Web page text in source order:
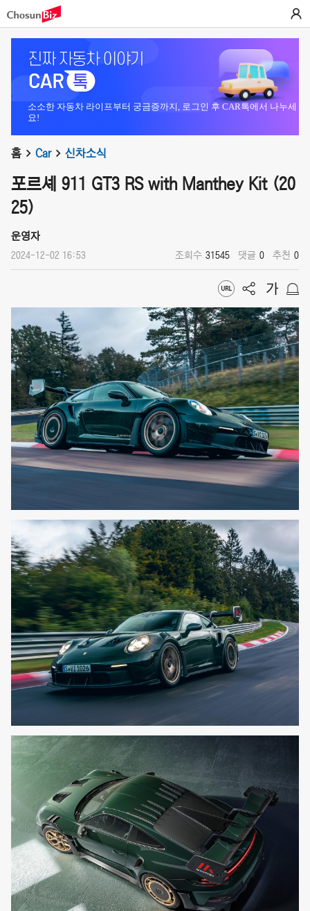
소소한 자동차 라이프부터 궁금증까지, 로그인 후 CAR톡에서 나누세
요!
홈 Car 신차소식
포르셰 911 GT3 RS with Manthey Kit (20
25)
운영자
2024-12-02 16:53 조회수 31545 댓글 0 추천 0